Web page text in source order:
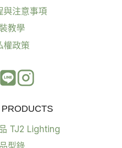
與注意事項
教學
權政策
TJ2 Lighting